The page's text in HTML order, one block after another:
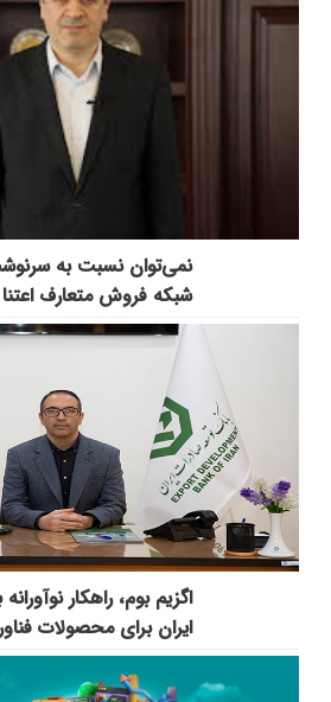
شبکه فروش متعارف
اگزیم بوم، راهکار
ایران برای محصولات